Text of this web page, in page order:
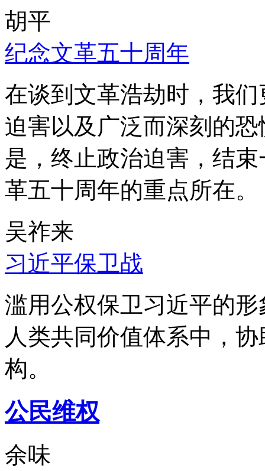
胡平
纪念文革五十周年
在谈到文革浩劫时，我
迫害以及广泛而深刻的
是，终止政治迫害，结
革五十周年的重点所在。
吴祚来
习近平保卫战
滥用公权保卫习近平的
人类共同价值体系中，
构。
公民维权
余味